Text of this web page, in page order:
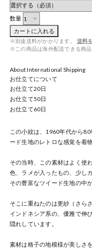
数量
カートに入れる
※別途送料がかかります。
送料
※この商品は海外配送できる商品
About International Shipping
お仕立てについて
お仕立て20日
お仕立て50日
お仕立て60日
この小紋は、1960年代から
ード生地のレトロな感覚を着
その当時、この素材はよく使
色、ラメが入ったもの、少し
その豊富なツイード生地の中
そこに重ねたのは更紗（さら
インドネシア系の、優雅で伸
隠れしています。
素材は格子の地模様が美しさ